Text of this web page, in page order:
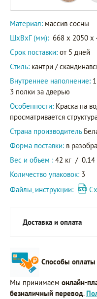
87411
82411
Материал: массив сосны
ШxВxГ (мм): 668 x 2050 x
Срок поставки: от 5 дней
Стиль: кантри /
Внутреннее наполнение:
3 полки за дверью
Особенности: Краска на
просматривается
Страна производитель
Форма поставки: в
Вес и объем : 42 кг /
Количество упаковок: 3
Файлы, инструкции:
Доставка и оплата
Способы оплаты
Мы принимаем онлайн-
безналичный перевод.